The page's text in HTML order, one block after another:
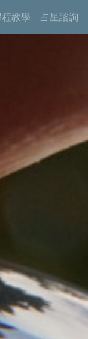
教學 占星諮詢